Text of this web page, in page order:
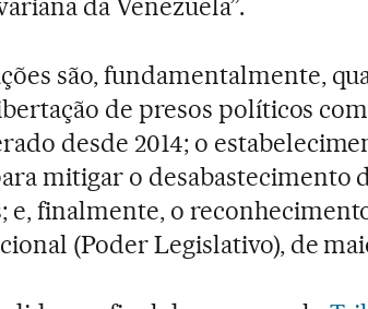
da Venezuela”.
são, fundamentalmente,
de presos políticos
desde 2014; o
mitigar o desabastecimento
e, finalmente, o
(Poder Legislativo), de